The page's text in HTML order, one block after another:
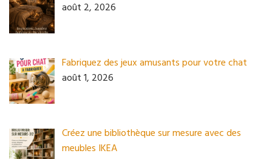
août 2, 2026
Fabriquez des jeux amusants pour votre chat
août 1, 2026
Créez une bibliothèque sur mesure avec des
meubles IKEA